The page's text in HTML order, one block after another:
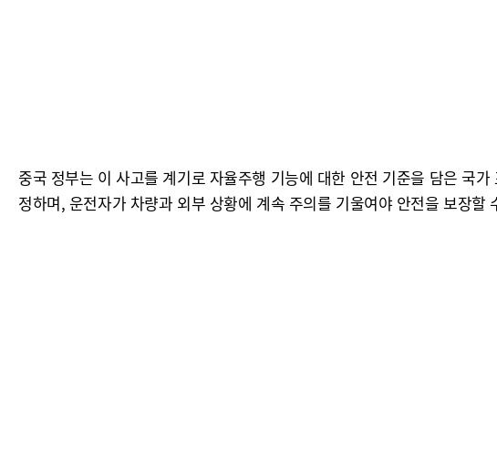
중국 정부는 이 사고를 계기로 자율주행 기능에 대한 안전 기준을 담은 국
정하며, 운전자가 차량과 외부 상황에 계속 주의를 기울여야 안전을 보장할